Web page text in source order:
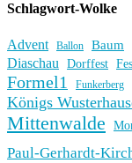
Schlagwort-Wolke
Advent Ballon Baum
Diaschau Dorffest
Formel1 Funkerberg
Königs
Mittenwalde
Paul-Gerhardt-